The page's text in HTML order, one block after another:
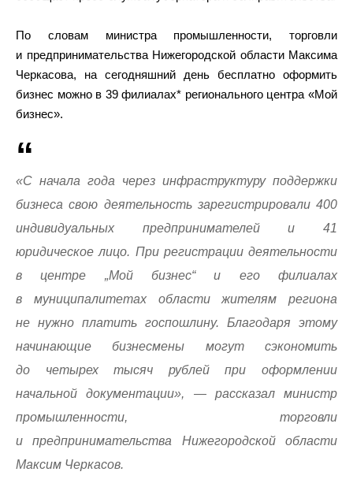
По словам министра промышленности, торговли
и предпринимательства Нижегородской области Максима
Черкасова, на сегодняшний день бесплатно оформить
бизнес можно в 39 филиалах* регионального центра «Мой
бизнес».
«С начала года через инфраструктуру поддержки
бизнеса свою деятельность зарегистрировали 400
индивидуальных предпринимателей и 41
юридическое лицо. При регистрации деятельности
в центре „Мой бизнес“ и его филиалах
в муниципалитетах области жителям региона
не нужно платить госпошлину. Благодаря этому
начинающие бизнесмены могут сэкономить
до четырех тысяч рублей при оформлении
начальной документации», — рассказал министр
промышленности, торговли
и предпринимательства Нижегородской области
Максим Черкасов.